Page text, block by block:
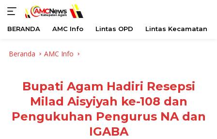
BERANDA AMC Info Lintas OPD Lintas Kecamatan
Beranda AMC Info
Bupati Agam Hadiri Resepsi
Milad Aisyiyah ke-108 dan
Pengukuhan Pengurus NA dan
IGABA